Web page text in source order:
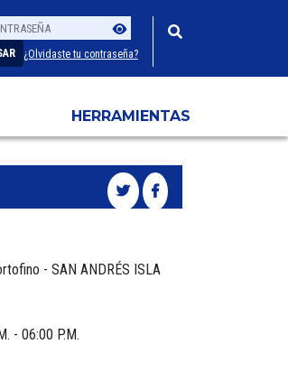
Usuario
Contraseña
¿Olvidaste tu contraseña?
HERRAMIENTAS
- SAN ANDRÉS ISLA
- 06:00 P.M.